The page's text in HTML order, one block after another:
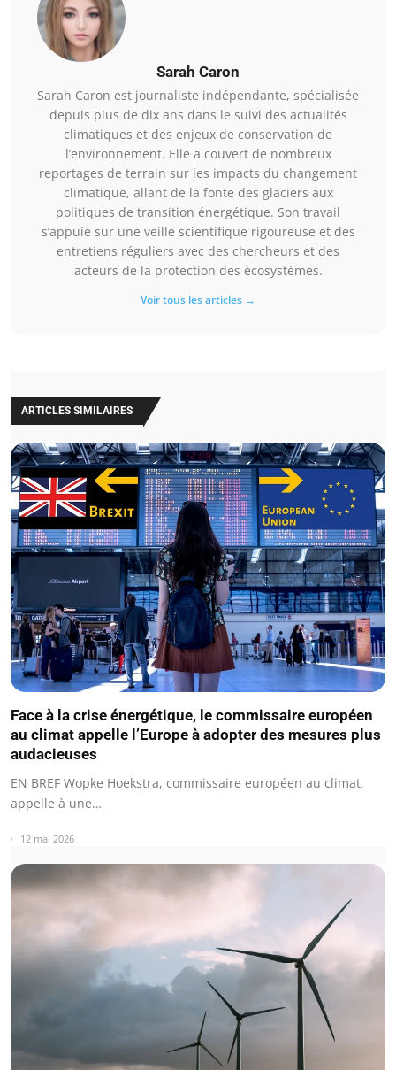
Sarah Caron
Sarah Caron est journaliste indépendante, spécialisée
depuis plus de dix ans dans le suivi des actualités
climatiques et des enjeux de conservation de
l’environnement. Elle a couvert de nombreux
reportages de terrain sur les impacts du changement
climatique, allant de la fonte des glaciers aux
politiques de transition énergétique. Son travail
s’appuie sur une veille scientifique rigoureuse et des
entretiens réguliers avec des chercheurs et des
acteurs de la protection des écosystèmes.
Voir tous les articles →
ARTICLES SIMILAIRES
Face à la crise énergétique, le commissaire européen
au climat appelle l’Europe à adopter des mesures plus
audacieuses
EN BREF Wopke Hoekstra, commissaire européen au climat,
appelle à une…
12 mai 2026